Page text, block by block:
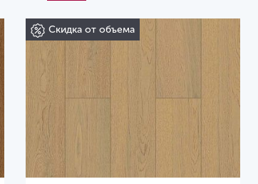
Скидка от объема